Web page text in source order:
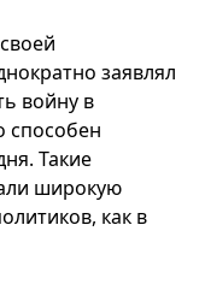
заявлял
войну в
способен
Такие
широкую
как в